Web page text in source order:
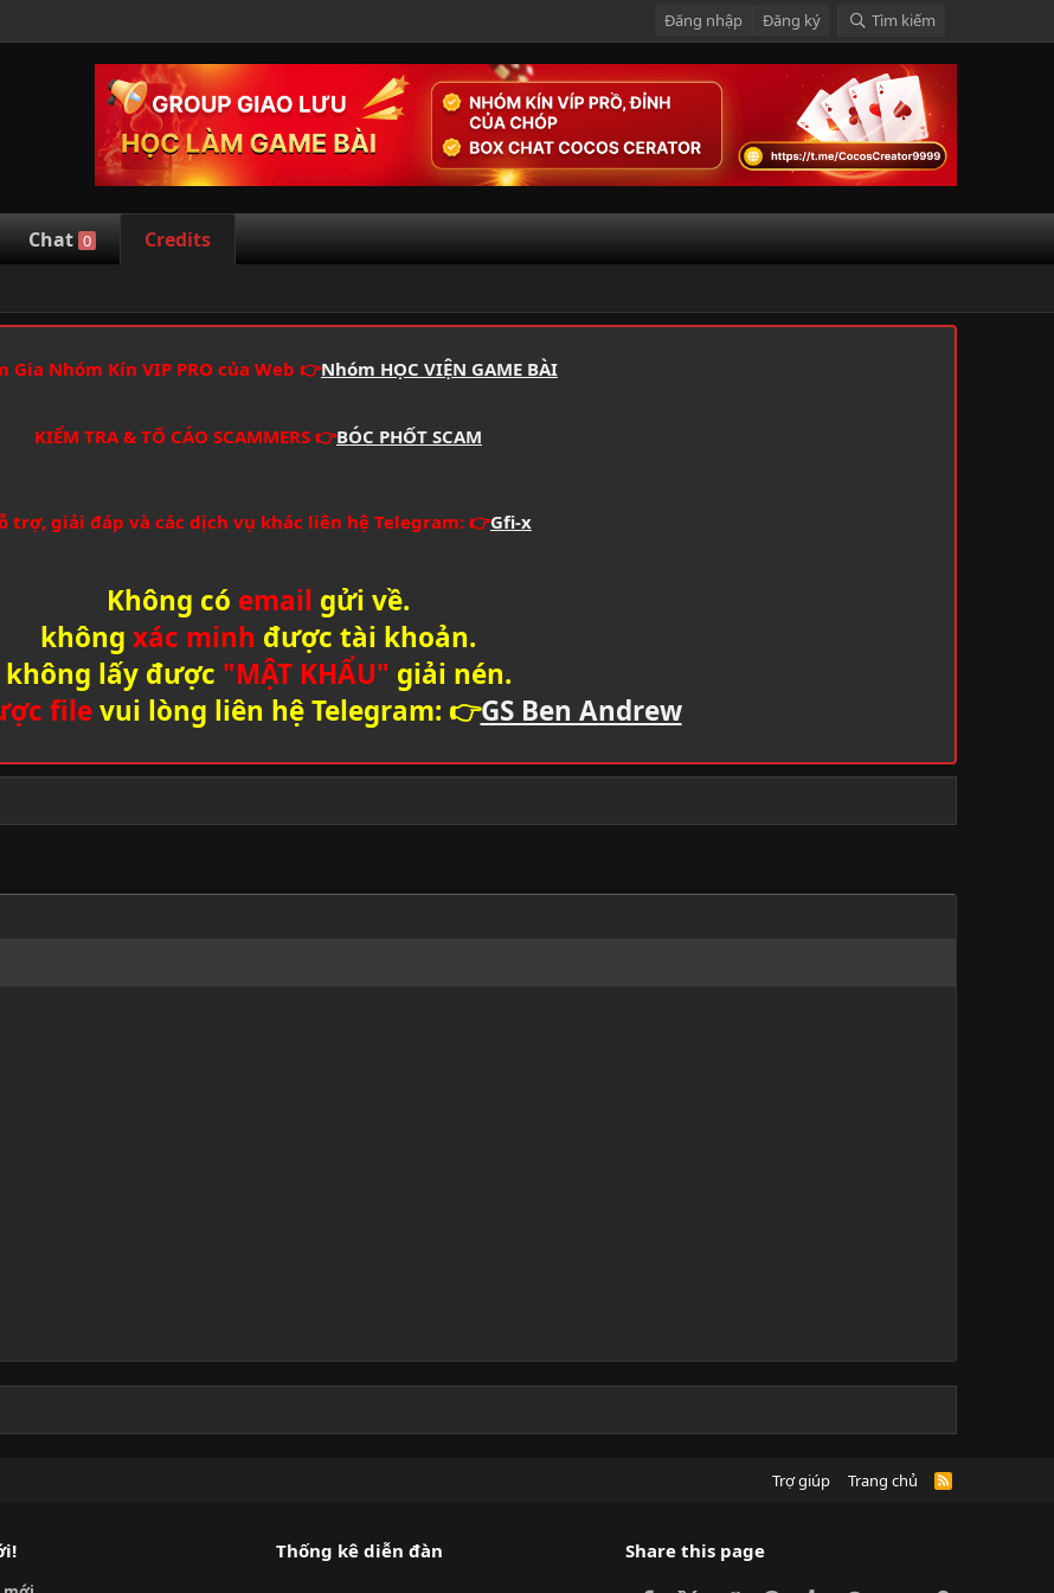
Đăng nhập Đăng ký Tìm kiếm
Chat 0 Credits
Gia Nhóm Kín VIP PRO của Web 👉Nhóm HỌC VIỆN GAME BÀI
KIỂM TRA & TỐ CÁO SCAMMERS 👉BÓC PHỐT SCAM
trợ, giải đáp và các dịch vụ khác liên hệ Telegram: 👉Gfi-x
Không có email gửi về.
không xác minh được tài khoản.
không lấy được "MẬT KHẨU" giải nén.
filevui lòng liên hệ Telegram: 👉GS Ben Andrew
Trợ giúp Trang chủ
R
Thống kê diễn đàn Share this page